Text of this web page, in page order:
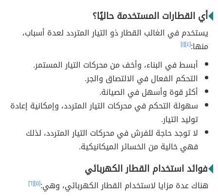
أي القطارات المستخدمة حاليًا؟
يستخدم في الغالب القطار ذو التيار المتردد لعدة أسباب،
منها:[٤] [١]
أبسط في البناء، وأخف من محركات التيار المستمر.
التحكم الفعال في الالتصاق والجر.
أكثر قوة وأسهل في الصيانة.
سهولة التحكم في محركات التيار المتردد، وإمكانية إعادة
توليد التيار.
لا توجد حاجة للفرش في محركات التيار المتردد، لذلك
فهي خالية من الخسائر الميكانيكية.
فوائد استخدام القطار الكهربائي
هناك عدة مزايا لاستخدام القطار الكهربائي، وهي:[٥] [٦]